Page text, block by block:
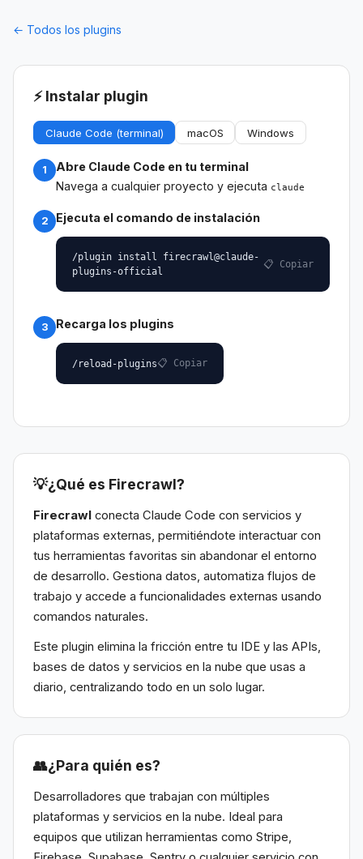
← Todos los plugins
⚡ Instalar plugin
Claude Code (terminal) macOS Windows
1
Abre Claude Code en tu terminal
Navega a cualquier proyecto y ejecuta claude
2 Ejecuta el comando de instalación
/plugin install firecrawl@claude-
plugins-official
📋 Copiar
3 Recarga los plugins
/reload-plugins📋 Copiar
💡¿Qué es Firecrawl?
Firecrawl conecta Claude Code con servicios y
plataformas externas, permitiéndote interactuar con
tus herramientas favoritas sin abandonar el entorno
de desarrollo. Gestiona datos, automatiza flujos de
trabajo y accede a funcionalidades externas usando
comandos naturales.
Este plugin elimina la fricción entre tu IDE y las APIs,
bases de datos y servicios en la nube que usas a
diario, centralizando todo en un solo lugar.
👥¿Para quién es?
Desarrolladores que trabajan con múltiples
plataformas y servicios en la nube. Ideal para
equipos que utilizan herramientas como Stripe,